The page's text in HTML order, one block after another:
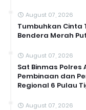
August 07, 2026
Tumbuhkan Cinta
Bendera Merah
August 07, 2026
Sat Binmas
Pembinaan dan
Regional 6 Pulau
August 07, 2026